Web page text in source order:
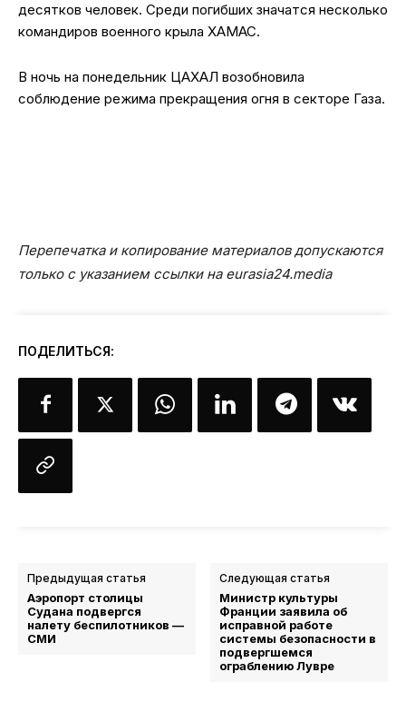
десятков человек. Среди погибших значатся несколько
командиров военного крыла ХАМАС.
В ночь на понедельник ЦАХАЛ возобновила
соблюдение режима прекращения огня в секторе Газа.
Перепечатка и копирование материалов допускаются
только с указанием ссылки на eurasia24.media
ПОДЕЛИТЬСЯ:
Предыдущая статья
Аэропорт столицы
Судана подвергся
налету беспилотников —
СМИ
Следующая статья
Министр культуры
Франции заявила об
исправной работе
системы безопасности в
подвергшемся
ограблению Лувре